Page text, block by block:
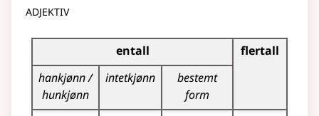
adjektiv
Bøyingstabell for dette adjektivet
entall
flertall
hankjønn /
hunkjønn
intetkjønn
bestemt
form